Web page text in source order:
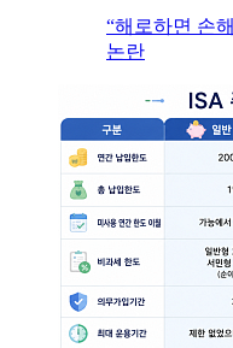
“해로하면 손
논란